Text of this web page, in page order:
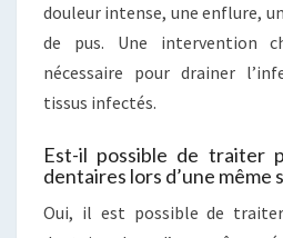
douleur intense, une enflure,
de pus. Une intervention
nécessaire pour drainer
tissus infectés.
Est-il possible de traiter
dentaires lors d’une même
Oui, il est possible de